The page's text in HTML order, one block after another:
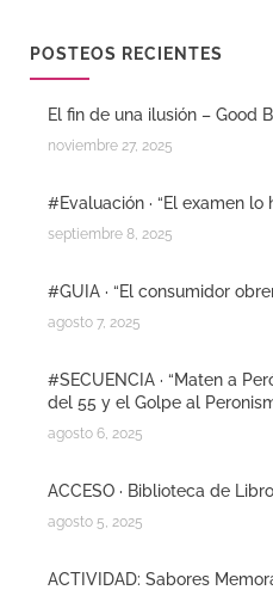
POSTEOS RECIENTES
El fin de una ilusión – Good
noviembre 27, 2025
#Evaluación · “El examen lo
septiembre 8, 2025
#GUIA · “El consumidor
agosto 7, 2025
#SECUENCIA · “Maten a
del 55 y el Golpe al
agosto 6, 2025
ACCESO · Biblioteca de
agosto 5, 2025
ACTIVIDAD: Sabores